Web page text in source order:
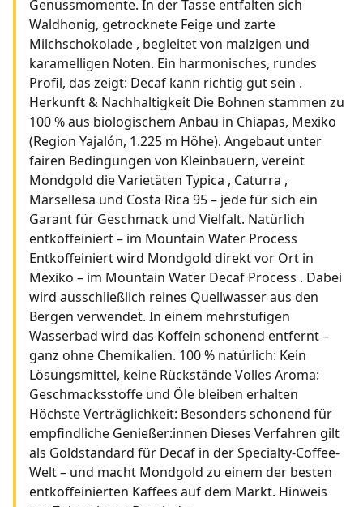
Genussmomente. In der Tasse entfalten sich
Waldhonig, getrocknete Feige und zarte
Milchschokolade , begleitet von malzigen und
karamelligen Noten. Ein harmonisches, rundes
Profil, das zeigt: Decaf kann richtig gut sein .
Herkunft & Nachhaltigkeit Die Bohnen stammen zu
100 % aus biologischem Anbau in Chiapas, Mexiko
(Region Yajalón, 1.225 m Höhe). Angebaut unter
fairen Bedingungen von Kleinbauern, vereint
Mondgold die Varietäten Typica , Caturra ,
Marsellesa und Costa Rica 95 – jede für sich ein
Garant für Geschmack und Vielfalt. Natürlich
entkoffeiniert – im Mountain Water Process
Entkoffeiniert wird Mondgold direkt vor Ort in
Mexiko – im Mountain Water Decaf Process . Dabei
wird ausschließlich reines Quellwasser aus den
Bergen verwendet. In einem mehrstufigen
Wasserbad wird das Koffein schonend entfernt –
ganz ohne Chemikalien. 100 % natürlich: Kein
Lösungsmittel, keine Rückstände Volles Aroma:
Geschmacksstoffe und Öle bleiben erhalten
Höchste Verträglichkeit: Besonders schonend für
empfindliche Genießer:innen Dieses Verfahren gilt
als Goldstandard für Decaf in der Specialty-Coffee-
Welt – und macht Mondgold zu einem der besten
entkoffeinierten Kaffees auf dem Markt. Hinweis